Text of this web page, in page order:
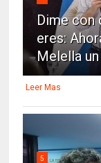
Dime con
eres:
Melella
Leer Mas
5